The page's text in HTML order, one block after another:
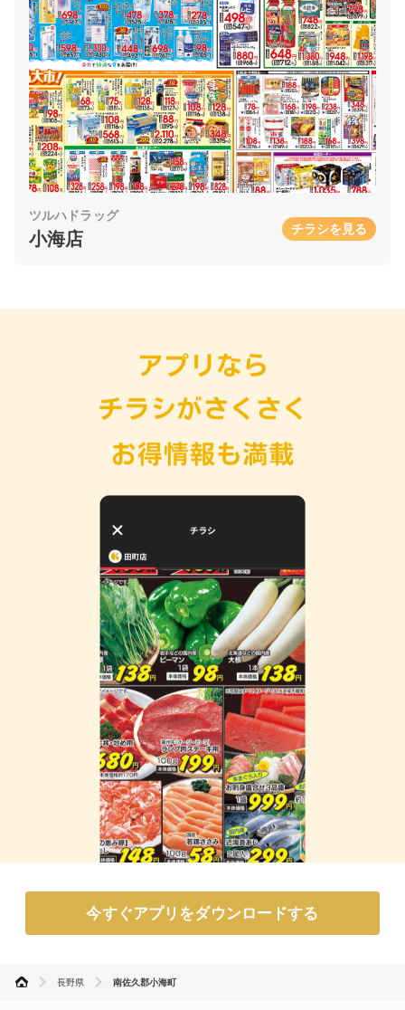
ツルハドラッグ
小海店 チラシを見る
今すぐアプリをダウンロードする
長野県 南佐久郡小海町